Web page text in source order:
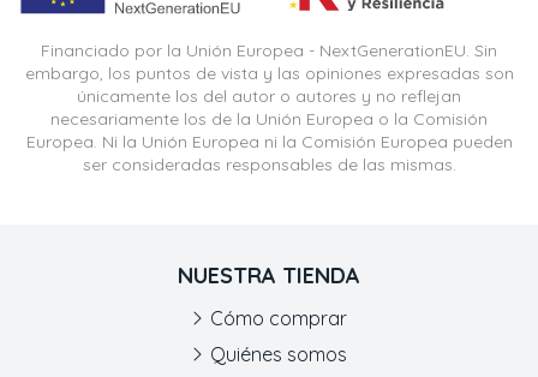
Financiado por la Unión Europea - NextGenerationEU. Sin
embargo, los puntos de vista y las opiniones expresadas son
únicamente los del autor o autores y no reflejan
necesariamente los de la Unión Europea o la Comisión
Europea. Ni la Unión Europea ni la Comisión Europea pueden
ser consideradas responsables de las mismas.
NUESTRA TIENDA
Cómo comprar
Quiénes somos